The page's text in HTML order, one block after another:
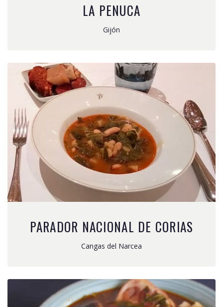
LA PENUCA
Gijón
PARADOR NACIONAL DE CORIAS
Cangas del Narcea